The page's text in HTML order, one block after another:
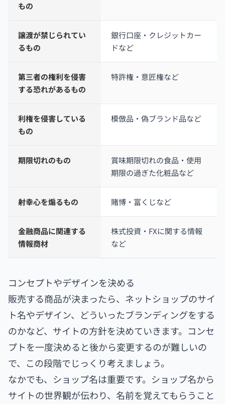
もの
譲渡が禁じられてい
るもの
銀行口座・クレジットカー
ドなど
第三者の権利を侵害
する恐れがあるもの
特許権・意匠権など
利権を侵害している
もの
模倣品・偽ブランド品など
期限切れのもの
賞味期限切れの食品・使用
期限の過ぎた化粧品など
射幸心を煽るもの 賭博・富くじなど
金融商品に関連する
情報商材
株式投資・FXに関する情報
など
コンセプトやデザインを決める
販売する商品が決まったら、ネットショップのサイ
ト名やデザイン、どういったブランディングをする
のかなど、サイトの方針を決めていきます。コンセ
プトを一度決めると後から変更するのが難しいの
で、この段階でじっくり考えましょう。
なかでも、ショップ名は重要です。ショップ名から
サイトの世界観が伝わり、名前を覚えてもらうこと